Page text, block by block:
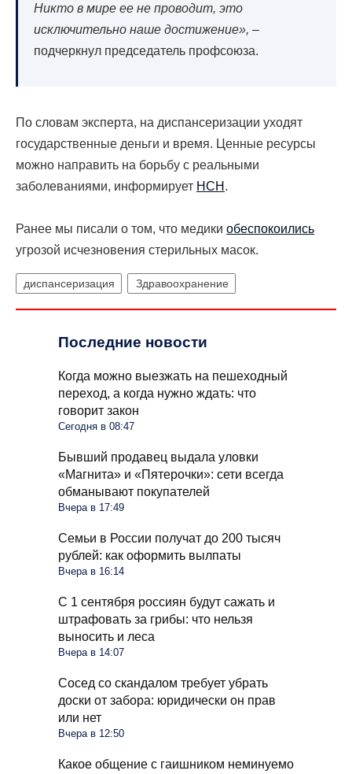
Никто в мире ее не проводит, это
исключительно наше достижение», –
подчеркнул председатель профсоюза.
По словам эксперта, на диспансеризации уходят
государственные деньги и время. Ценные ресурсы
можно направить на борьбу с реальными
заболеваниями, информирует НСН .
Ранее мы писали о том, что медики обеспокоились
угрозой исчезновения стерильных масок.
диспансеризация Здравоохранение
Последние новости
Когда можно выезжать на пешеходный
переход, а когда нужно ждать: что
говорит закон
Сегодня в 08:47
Бывший продавец выдала уловки
«Магнита» и «Пятерочки»: сети всегда
обманывают покупателей
Вчера в 17:49
Семьи в России получат до 200 тысяч
рублей: как оформить вылпаты
Вчера в 16:14
С 1 сентября россиян будут сажать и
штрафовать за грибы: что нельзя
выносить и леса
Вчера в 14:07
Сосед со скандалом требует убрать
доски от забора: юридически он прав
или нет
Вчера в 12:50
Какое общение с гаишником неминуемо